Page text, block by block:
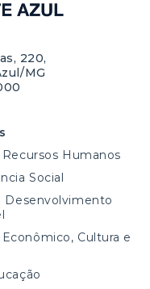
220,
MG
Humanos
Social
Desenvolvimento
Cultura e